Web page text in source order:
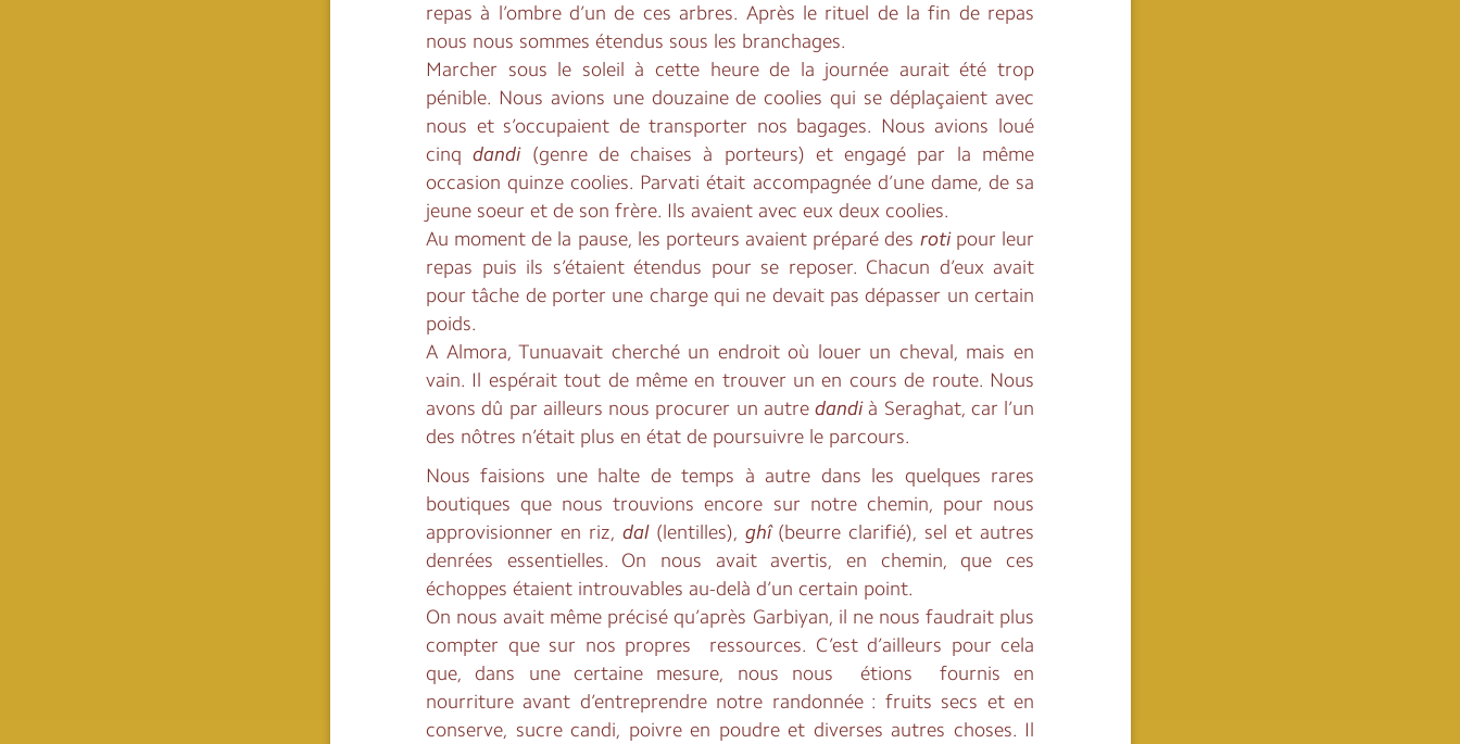
repas à l’ombre d’un de ces arbres. Après le rituel de la fin de repas
nous nous sommes étendus sous les branchages.
Marcher sous le soleil à cette heure de la journée aurait été trop
pénible. Nous avions une douzaine de coolies qui se déplaçaient avec
nous et s’occupaient de transporter nos bagages. Nous avions loué
cinqdandi (genre de chaises à porteurs) et engagé par la même
occasion quinze coolies. Parvati était accompagnée d’une dame, de sa
jeune soeur et de son frère. Ils avaient avec eux deux coolies.
Au moment de la pause, les porteurs avaient préparé des rotipour leur
repas puis ils s’étaient étendus pour se reposer. Chacun d’eux avait
pour tâche de porter une charge qui ne devait pas dépasser un certain
poids.
A Almora, Tunuavait cherché un endroit où louer un cheval, mais en
vain. Il espérait tout de même en trouver un en cours de route. Nous
avons dû par ailleurs nous procurer un autre dandià Seraghat, car l’un
des nôtres n’était plus en état de poursuivre le parcours.
Nous faisions une halte de temps à autre dans les quelques rares
boutiques que nous trouvions encore sur notre chemin, pour nous
approvisionner en riz, dal (lentilles), ghî(beurre clarifié), sel et autres
denrées essentielles. On nous avait avertis, en chemin, que ces
échoppes étaient introuvables au-delà d’un certain point.
On nous avait même précisé qu’après Garbiyan, il ne nous faudrait plus
compter que sur nos propres ressources. C’est d’ailleurs pour cela
que, dans une certaine mesure, nous nous étions fournis en
nourriture avant d’entreprendre notre randonnée : fruits secs et en
conserve, sucre candi, poivre en poudre et diverses autres choses. Il